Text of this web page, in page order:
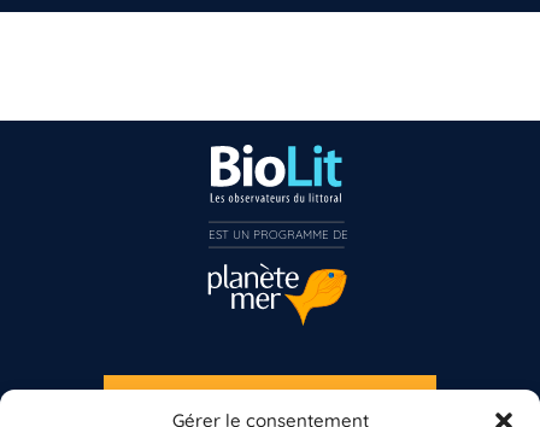
Gérer le consentement
S'INSCRIRE À LA NEWSLETTER
Vous n’êtes pas encore inscrit à Biolit ?